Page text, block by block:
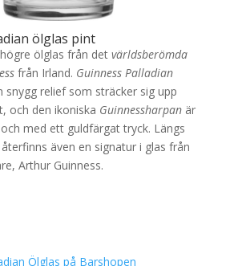
ölglas pint
ölglas från det världsberömda
från Irland. Guinness Palladian
relief som sträcker sig upp
och den ikoniska Guinnessharpanär
med ett guldfärgat tryck. Längs
även en signatur i glas från
Arthur Guinness.